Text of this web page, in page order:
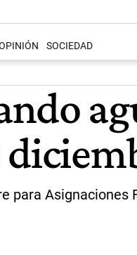
SOCIEDAD
para